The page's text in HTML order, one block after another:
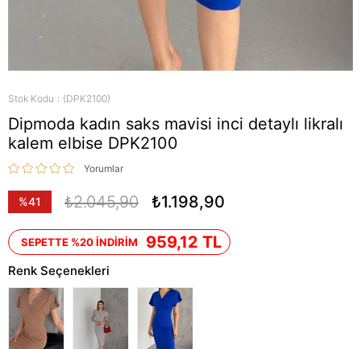
Stok Kodu (DPK2100)
Dipmoda kadın saks mavisi inci detaylı likralı
kalem elbise DPK2100
Yorumlar
%41
₺2.045,90 ₺1.198,90
SEPETTE %20 İNDİRİM 959,12 TL
Renk Seçenekleri